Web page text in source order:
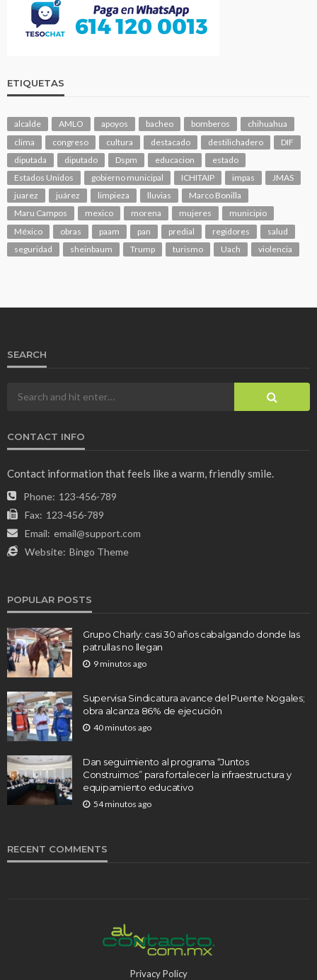
ETIQUETAS
alcalde AMLO apoyos bacheo bomberos
chihuahua
clima
congreso cultura destacado destilichadero
DIF
diputada
diputado Dspm educacion
estado
Estados Unidos
gobierno municipal ICHITAIP impas
JMAS
juarez
juárez limpieza lluvias
Marco Bonilla
Maru Campos
mexico morena mujeres
municipio
México
obras paam pan predial regidores
salud
seguridad
sheinbaum Trump turismo Uach violencia
SEARCH
CONTACT INFO
Contact information that feels like a warm, friendly smile.
Phone: 123-456-789
Fax: 123-456-789
Email: email@support.com
Website: Bingo Theme
POPULAR POSTS
Grupo Charly: casi 30 años cabalgando donde las
patrullas no llegan
9 minutos ago
Supervisa Sindicatura avance del Puente Nogales;
obra alcanza 86% de ejecución
40 minutos ago
Dan seguimiento al programa “Juntos
Construimos” para fortalecer la infraestructura y
equipamiento educativo
54 minutos ago
RECENT COMMENTS
Privacy Policy